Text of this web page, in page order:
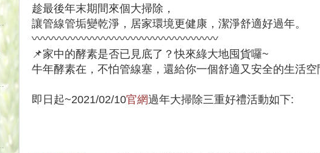
趁最後年末期間來個大掃除，
讓管線管垢變乾淨，居家環境更健康，潔淨舒適好過年。
〰〰〰〰〰〰〰〰〰〰〰〰〰〰〰〰〰
📌家中的酵素是否已見底了？快來綠大地囤貨囉~
牛年酵素在，不怕管線塞，還給你一個舒適又安全的生活
即日起~2021/02/10官網過年大掃除三重好禮活動如下: